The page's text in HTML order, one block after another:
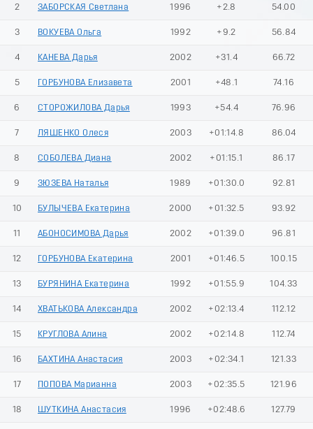
2 ЗАБОРСКАЯ Светлана 1996 +2.8 54.00
3 ВОКУЕВА Ольга 1992 +9.2 56.84
4 КАНЕВА Дарья 2002 +31.4 66.72
5 ГОРБУНОВА Елизавета 2001 +48.1 74.16
6 СТОРОЖИЛОВА Дарья 1993 +54.4 76.96
7 ЛЯШЕНКО Олеся 2003 +01:14.8 86.04
8 СОБОЛЕВА Диана 2002 +01:15.1 86.17
9 ЗЮЗЕВА Наталья 1989 +01:30.0 92.81
10 БУЛЫЧЕВА Екатерина 2000 +01:32.5 93.92
11 АБОНОСИМОВА Дарья 2002 +01:39.0 96.81
12 ГОРБУНОВА Екатерина 2001 +01:46.5 100.15
13 БУРЯНИНА Екатерина 1992 +01:55.9 104.33
14 ХВАТЬКОВА Александра 2002 +02:13.4 112.12
15 КРУГЛОВА Алина 2002 +02:14.8 112.74
16 БАХТИНА Анастасия 2003 +02:34.1 121.33
17 ПОПОВА Марианна 2003 +02:35.5 121.96
18 ШУТКИНА Анастасия 1996 +02:48.6 127.79